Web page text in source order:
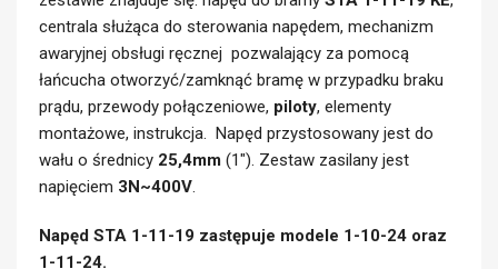
OPIS
Kompletny zestaw automatyki do bram segmentowych.
Zalecany do bram o maksymalnej powierzchni 36m2. W
zestawie znajduje się: napęd do bramySTA 1-11-19 KE
centrala służąca do sterowania napędem, mechanizm
awaryjnej obsługi ręcznej pozwalający za pomocą
łańcucha otworzyć/zamknąć bramę w przypadku braku